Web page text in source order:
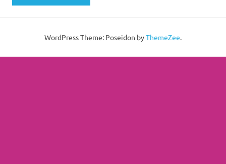
WordPress Theme: Poseidon byThemeZee.